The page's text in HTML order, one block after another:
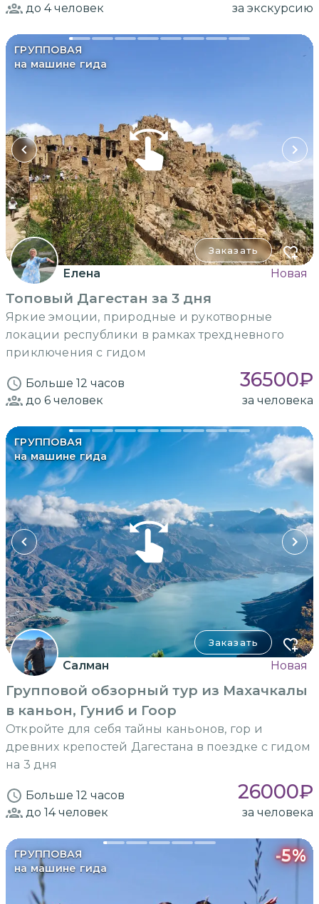
до 4человек за экскурсию
ГРУППОВАЯ
на машине гида
Заказать
Елена Новая
Топовый Дагестан за 3 дня
Яркие эмоции, природные и рукотворные
локации республики в рамках трехдневного
приключения с гидом
Больше 12 часов 36500₽
до 6 человек за человека
ГРУППОВАЯ
на машине гида
Заказать
Салман Новая
Групповой обзорный тур из Махачкалы
в каньон, Гуниб и Гоор
Откройте для себя тайны каньонов, гор и
древних крепостей Дагестана в поездке с гидом
на 3 дня
Больше 12 часов 26000₽
до 14человек за человека
ГРУППОВАЯ
на машине гида
-5%